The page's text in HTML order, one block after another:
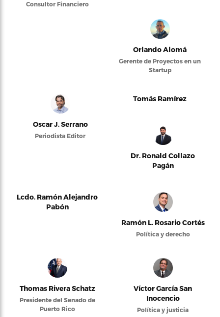
Consultor Financiero
Orlando Alomá
Gerente de Proyectos en un
Startup
Oscar J. Serrano
Periodista Editor
Tomás Ramírez
Dr. Ronald Collazo
Pagán
Lcdo. Ramón Alejandro
Pabón
Ramón L. Rosario Cortés
Política y derecho
Thomas Rivera Schatz
Presidente del Senado de
Puerto Rico
Víctor García San
Inocencio
Política y justicia